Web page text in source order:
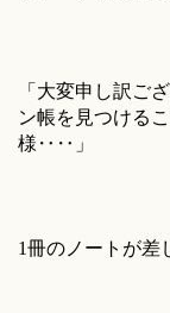
「大変申し訳ご
ン帳を見つける
様‥‥」
1冊のノートが差